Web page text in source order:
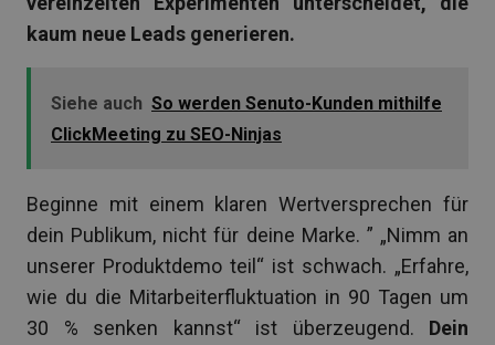
kaum neue Leads generieren.
Siehe auch So werden Senuto-Kunden mithilfe
ClickMeeting zu SEO-Ninjas
Beginne mit einem klaren Wertversprechen für
dein Publikum, nicht für deine Marke. ” „Nimm an
unserer Produktdemo teil“ ist schwach. „Erfahre,
wie du die Mitarbeiterfluktuation in 90 Tagen um
30 % senken kannst“ ist überzeugend. Dein